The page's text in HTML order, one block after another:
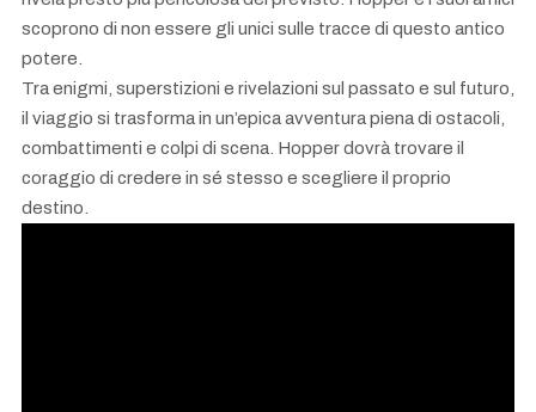
scoprono di non essere gli unici sulle tracce di questo antico
potere.
Tra enigmi, superstizioni e rivelazioni sul passato e sul futuro,
il viaggio si trasforma in un’epica avventura piena di ostacoli,
combattimenti e colpi di scena. Hopper dovrà trovare il
coraggio di credere in sé stesso e scegliere il proprio
destino.